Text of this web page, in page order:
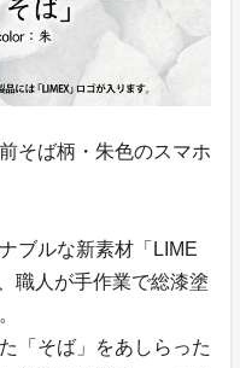
そば柄・朱色のスマホ
ブルな新素材「LIME
職人が手作業で総漆塗
「そば」をあしらった